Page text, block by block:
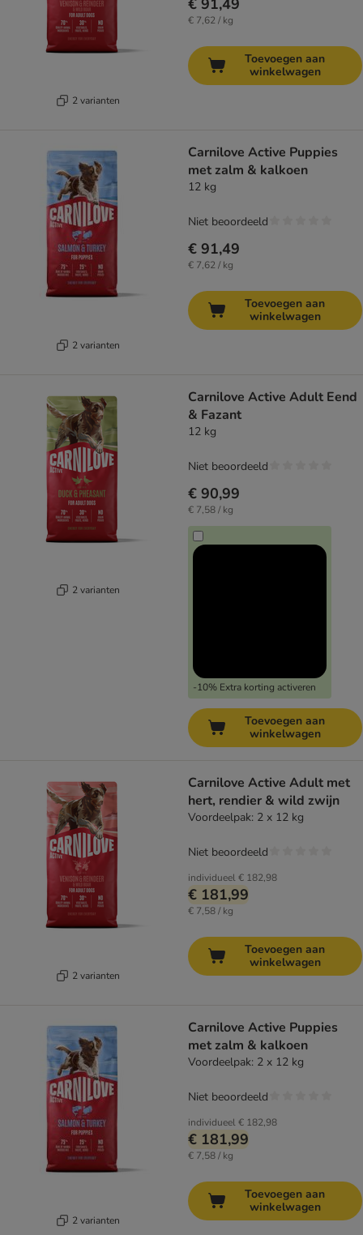
2 varianten
€ 91,49
€ 7,62 / kg
Toevoegen aan
winkelwagen
2 varianten
Carnilove Active Puppies
met zalm & kalkoen
12 kg
€ 91,49
€ 7,62 / kg
Niet beoordeeld
Toevoegen aan
winkelwagen
2 varianten
Carnilove Active Adult Eend
& Fazant
12 kg
€ 90,99
€ 7,58 / kg
-10% Extra korting activeren
Niet beoordeeld
Toevoegen aan
winkelwagen
2 varianten
Carnilove Active Adult met
hert, rendier & wild zwijn
Voordeelpak: 2 x 12 kg
individueel€ 182,98
€ 181,99
€ 7,58 / kg
Niet beoordeeld
Toevoegen aan
winkelwagen
2 varianten
Carnilove Active Puppies
met zalm & kalkoen
Voordeelpak: 2 x 12 kg
individueel€ 182,98
€ 181,99
€ 7,58 / kg
Niet beoordeeld
Toevoegen aan
winkelwagen